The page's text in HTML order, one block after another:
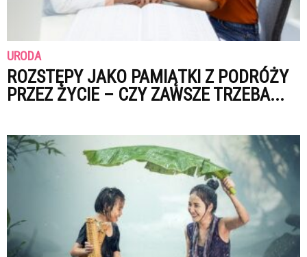
URODA
ROZSTĘPY JAKO PAMIĄTKI Z PODRÓŻY
PRZEZ ŻYCIE – CZY ZAWSZE TRZEBA...